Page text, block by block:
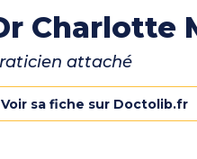
Charlotte
attaché
Voir sa fiche sur Doctolib.fr